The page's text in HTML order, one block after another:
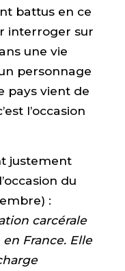
battus en ce
interroger sur
une vie
personnage
pays vient de
l’occasion
justement
du
:
carcérale
France. Elle